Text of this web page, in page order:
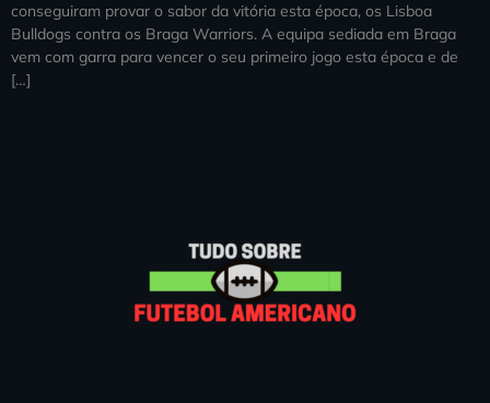
conseguiram provar o sabor da vitória esta época, os Lisboa
Bulldogs contra os Braga Warriors. A equipa sediada em Braga
vem com garra para vencer o seu primeiro jogo esta época e de
[…]